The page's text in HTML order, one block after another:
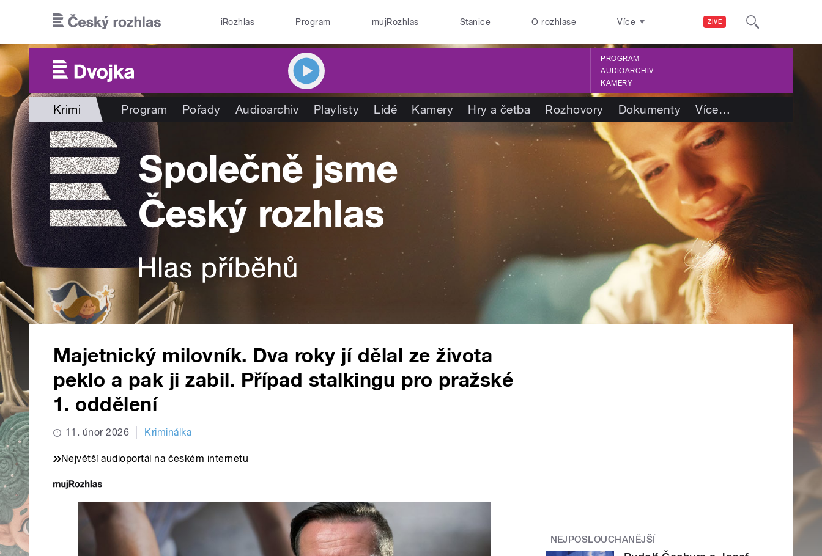
ŽIVĚ
iRozhlas Program mujRozhlas Stanice O rozhlase Více
PROGRAM
AUDIOARCHIV
KAMERY
Krimi Program Pořady Audioarchiv Playlisty Lidé Kamery Hry a četba Rozhovory Dokumenty Více…
Majetnický milovník. Dva roky jí dělal ze života
peklo a pak ji zabil. Případ stalkingu pro pražské
1. oddělení
11. únor 2026 Kriminálka
Největší audioportál na českém internetu
NEJPOSLOUCHANĚJŠÍ